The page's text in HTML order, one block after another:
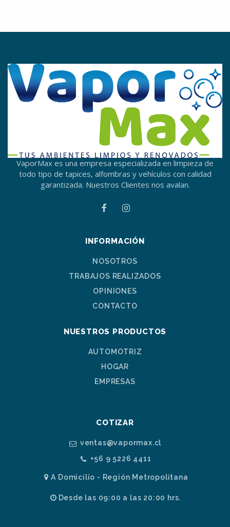
VaporMax es una empresa especializada en limpieza de
todo tipo de tapices, alfombras y vehículos con calidad
garantizada. Nuestros Clientes nos avalan.
INFORMACIÓN
NOSOTROS
TRABAJOS REALIZADOS
OPINIONES
CONTACTO
NUESTROS PRODUCTOS
AUTOMOTRIZ
HOGAR
EMPRESAS
COTIZAR
ventas@vapormax.cl
+56 9 5226 4411
A Domicilio - Región Metropolitana
Desde las 09:00 a las 20:00 hrs.